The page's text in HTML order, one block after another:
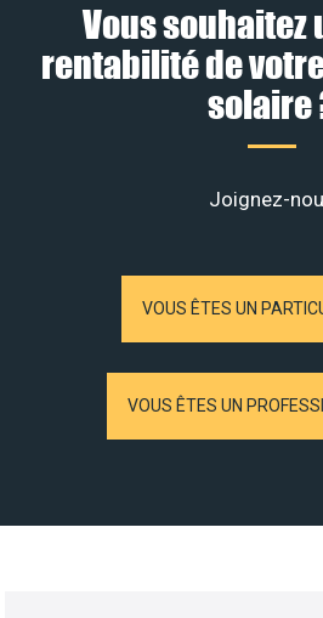
Vous souhaitez
rentabilité de
solaire
Joignez-
VOUS ÊTES UN
VOUS ÊTES UN